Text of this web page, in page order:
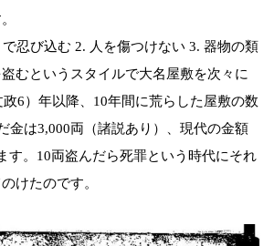
忍び込む 2. 人を傷つけない 3. 器物の類
むというスタイルで大名屋敷を次々に
6）年以降、10年間に荒らした屋敷の数
金は3,000両（諸説あり）、現代の金額
す。10両盗んだら死罪という時代にそれ
けたのです。